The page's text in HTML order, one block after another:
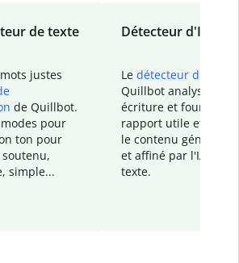
de texte
justes
de Quillbot.
pour
ton pour
simple...
Détecteur d'IA
Le détecteur d'IA
Quillbot analyse votre
écriture et fournit un
rapport utile et
le contenu généré
et affiné par l'IA
texte.